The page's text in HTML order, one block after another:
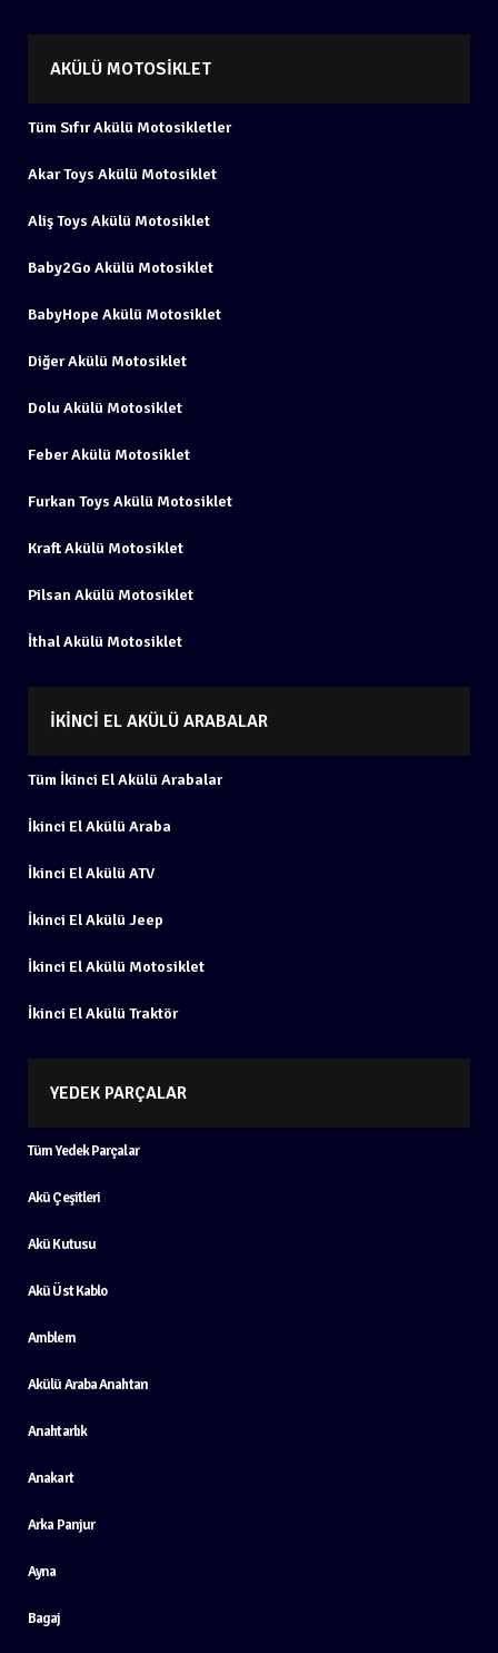
AKÜLÜ MOTOSIKLET
Tüm Sıfır Akülü Motosikletler
Akar Toys Akülü Motosiklet
Aliş Toys Akülü Motosiklet
Baby2Go Akülü Motosiklet
BabyHope Akülü Motosiklet
Diğer Akülü Motosiklet
Dolu Akülü Motosiklet
Feber Akülü Motosiklet
Furkan Toys Akülü Motosiklet
Kraft Akülü Motosiklet
Pilsan Akülü Motosiklet
İthal Akülü Motosiklet
İKINCI EL AKÜLÜ ARABALAR
Tüm İkinci El Akülü Arabalar
İkinci El Akülü Araba
İkinci El Akülü ATV
İkinci El Akülü Jeep
İkinci El Akülü Motosiklet
İkinci El Akülü Traktör
YEDEK PARÇALAR
Tüm Yedek Parçalar
Akü Çeşitleri
Akü Kutusu
Akü Üst Kablo
Amblem
Akülü Araba Anahtarı
Anahtarlık
Anakart
Arka Panjur
Ayna
Bagaj